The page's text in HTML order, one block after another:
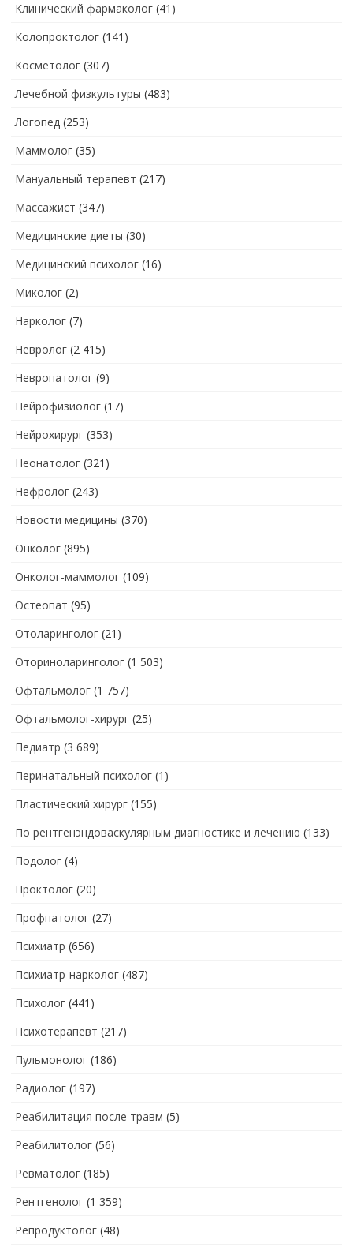
Клинический фармаколог (41)
Колопроктолог (141)
Косметолог (307)
Лечебной физкультуры (483)
Логопед (253)
Маммолог (35)
Мануальный терапевт (217)
Массажист (347)
Медицинские диеты (30)
Медицинский психолог (16)
Миколог (2)
Нарколог (7)
Невролог (2 415)
Невропатолог (9)
Нейрофизиолог (17)
Нейрохирург (353)
Неонатолог (321)
Нефролог (243)
Новости медицины (370)
Онколог (895)
Онколог-маммолог (109)
Остеопат (95)
Отоларинголог (21)
Оториноларинголог (1 503)
Офтальмолог (1 757)
Офтальмолог-хирург (25)
Педиатр (3 689)
Перинатальный психолог (1)
Пластический хирург (155)
По рентгенэндоваскулярным диагностике и лечению (133)
Подолог (4)
Проктолог (20)
Профпатолог (27)
Психиатр (656)
Психиатр-нарколог (487)
Психолог (441)
Психотерапевт (217)
Пульмонолог (186)
Радиолог (197)
Реабилитация после травм (5)
Реабилитолог (56)
Ревматолог (185)
Рентгенолог (1 359)
Репродуктолог (48)